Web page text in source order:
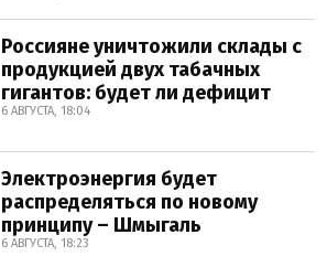
Россияне уничтожили склады с
продукцией двух табачных
гигантов: будет ли дефицит
6 АВГУСТА, 18:04
Электроэнергия будет
распределяться по новому
принципу – Шмыгаль
6 АВГУСТА, 18:23